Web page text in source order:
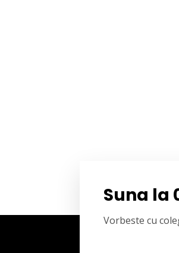
Suna la
Vorbeste cu